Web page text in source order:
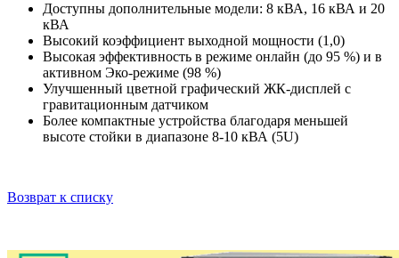
Доступны дополнительные модели: 8 кВА, 16 кВА и 20
кВА
Высокий коэффициент выходной мощности (1,0)
Высокая эффективность в режиме онлайн (до 95 %) и в
активном Эко-режиме (98 %)
Улучшенный цветной графический ЖК-дисплей с
гравитационным датчиком
Более компактные устройства благодаря меньшей
высоте стойки в диапазоне 8-10 кВА (5U)
Возврат к списку